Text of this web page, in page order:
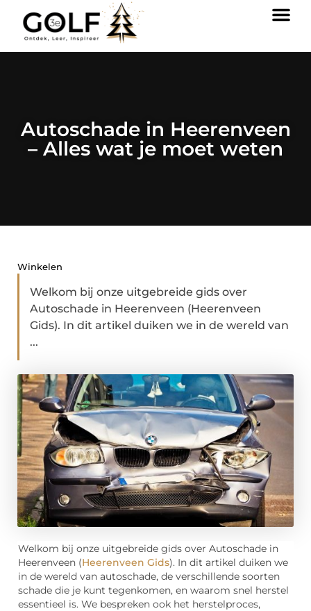
Autoschade in Heerenveen
– Alles wat je moet weten
Winkelen
Welkom bij onze uitgebreide gids over
Autoschade in Heerenveen (Heerenveen
Gids). In dit artikel duiken we in de wereld van
...
Welkom bij onze uitgebreide gids over Autoschade in
Heerenveen (Heerenveen Gids). In dit artikel duiken we
in de wereld van autoschade, de verschillende soorten
schade die je kunt tegenkomen, en waarom snel herstel
essentieel is. We bespreken ook het herstelproces,